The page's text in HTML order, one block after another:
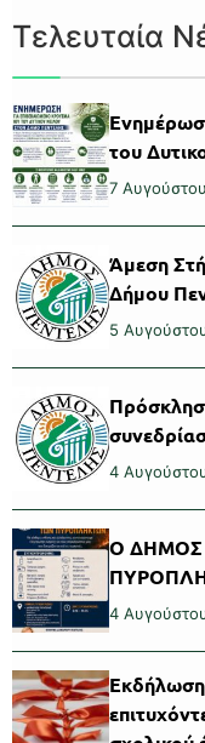
Τελευταία
του
7
Άμεση
Δήμου
5
4
Ο ΔΗΜΟΣ
4
Εκδήλωση